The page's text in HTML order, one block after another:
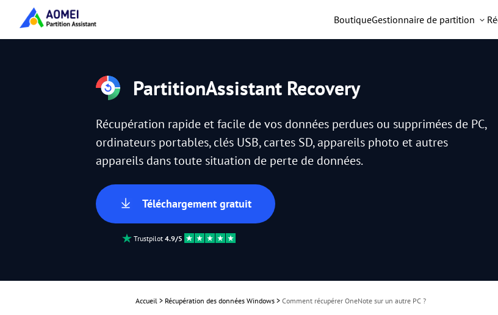
BoutiqueGestionnaire de partition
PartitionAssistant Recovery
Récupération rapide et facile de vos données perdues ou supprimées de PC,
ordinateurs portables, clés USB, cartes SD, appareils photo et autres
appareils dans toute situation de perte de données.
Téléchargement gratuit
Trustpilot 4.9/5
Accueil > Récupération des données Windows > Comment récupérer OneNote sur un autre PC ?